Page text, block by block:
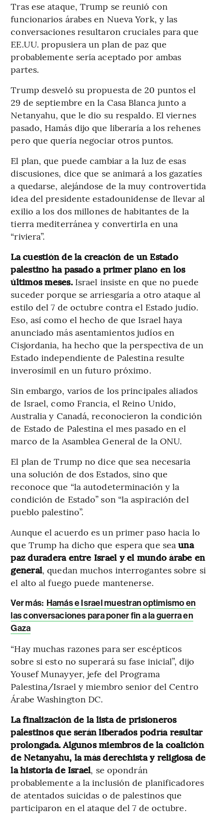
Tras ese ataque, Trump se reunió con
funcionarios árabes en Nueva York, y las
conversaciones resultaron cruciales para que
EE.UU. propusiera un plan de paz que
probablemente sería aceptado por ambas
partes.
Trump desveló su propuesta de 20 puntos el
29 de septiembre en la Casa Blanca junto a
Netanyahu, que le dio su respaldo. El viernes
pasado, Hamás dijo que liberaría a los rehenes
pero que quería negociar otros puntos.
El plan, que puede cambiar a la luz de esas
discusiones, dice que se animará a los gazatíes
a quedarse, alejándose de la muy controvertida
idea del presidente estadounidense de llevar al
exilio a los dos millones de habitantes de la
tierra mediterránea y convertirla en una
“riviera”.
La cuestión de la creación de un Estado
palestino ha pasado a primer plano en los
últimos meses.Israel insiste en que no puede
suceder porque se arriesgaría a otro ataque al
estilo del 7 de octubre contra el Estado judío.
Eso, así como el hecho de que Israel haya
anunciado más asentamientos judíos en
Cisjordania, ha hecho que la perspectiva de un
Estado independiente de Palestina resulte
inverosímil en un futuro próximo.
Sin embargo, varios de los principales aliados
de Israel, como Francia, el Reino Unido,
Australia y Canadá, reconocieron la condición
de Estado de Palestina el mes pasado en el
marco de la Asamblea General de la ONU.
El plan de Trump no dice que sea necesaria
una solución de dos Estados, sino que
reconoce que “la autodeterminación y la
condición de Estado” son “la aspiración del
pueblo palestino”.
Aunque el acuerdo es un primer paso hacia lo
que Trump ha dicho que espera que seauna
paz duradera entre Israel y el mundo árabe en
general, quedan muchos interrogantes sobre si
el alto al fuego puede mantenerse.
Ver más: Hamás e Israel muestran optimismo en
las conversaciones para poner fin a la guerra en
Gaza
“Hay muchas razones para ser escépticos
sobre si esto no superará su fase inicial”, dijo
Yousef Munayyer, jefe del Programa
Palestina/Israel y miembro senior del Centro
Árabe Washington DC.
La finalización de la lista de prisioneros
palestinos que serán liberados podría resultar
prolongada. Algunos miembros de la coalición
de Netanyahu, la más derechista y religiosa de
la historia de Israel, se opondrán
probablemente a la inclusión de planificadores
de atentados suicidas o de palestinos que
participaron en el ataque del 7 de octubre.